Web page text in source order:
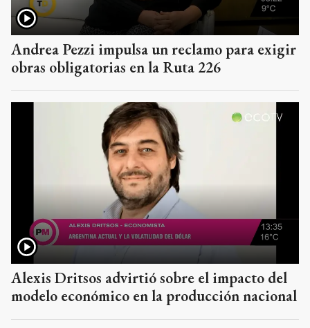
Andrea Pezzi impulsa un reclamo para exigir
obras obligatorias en la Ruta 226
Alexis Dritsos advirtió sobre el impacto del
modelo económico en la producción nacional